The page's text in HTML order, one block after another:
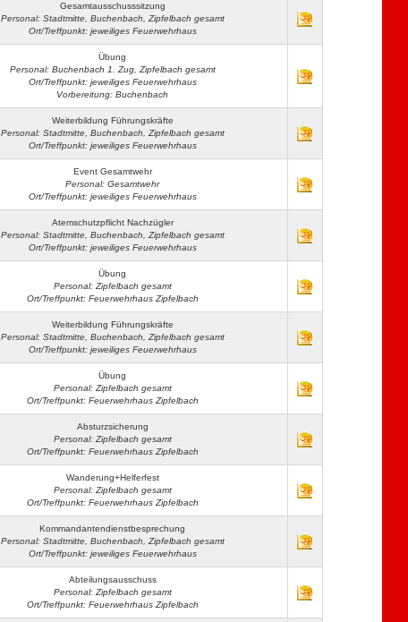
Gesamtausschusssitzung
Personal: Stadtmitte, Buchenbach, Zipfelbach gesamt
Ort/Treffpunkt: jeweiliges Feuerwehrhaus
Übung
Personal: Buchenbach 1. Zug, Zipfelbach gesamt
Ort/Treffpunkt: jeweiliges Feuerwehrhaus
Vorbereitung: Buchenbach
Weiterbildung Führungskräfte
Personal: Stadtmitte, Buchenbach, Zipfelbach gesamt
Ort/Treffpunkt: jeweiliges Feuerwehrhaus
Event Gesamtwehr
Personal: Gesamtwehr
Ort/Treffpunkt: jeweiliges Feuerwehrhaus
Atemschutzpflicht Nachzügler
Personal: Stadtmitte, Buchenbach, Zipfelbach gesamt
Ort/Treffpunkt: jeweiliges Feuerwehrhaus
Übung
Personal: Zipfelbach gesamt
Ort/Treffpunkt: Feuerwehrhaus Zipfelbach
Weiterbildung Führungskräfte
Personal: Stadtmitte, Buchenbach, Zipfelbach gesamt
Ort/Treffpunkt: jeweiliges Feuerwehrhaus
Übung
Personal: Zipfelbach gesamt
Ort/Treffpunkt: Feuerwehrhaus Zipfelbach
Absturzsicherung
Personal: Zipfelbach gesamt
Ort/Treffpunkt: Feuerwehrhaus Zipfelbach
Wanderung+Helferfest
Personal: Zipfelbach gesamt
Ort/Treffpunkt: Feuerwehrhaus Zipfelbach
Kommandantendienstbesprechung
Personal: Stadtmitte, Buchenbach, Zipfelbach gesamt
Ort/Treffpunkt: jeweiliges Feuerwehrhaus
Abteilungsausschuss
Personal: Zipfelbach gesamt
Ort/Treffpunkt: Feuerwehrhaus Zipfelbach